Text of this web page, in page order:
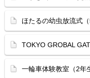
ほたるの幼虫放流式（
TOKYO GROBAL
一輪車体験教室（2年